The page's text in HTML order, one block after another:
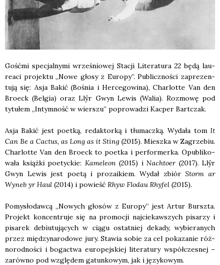
Gość­mi spe­cjal­ny­mi wrze­śnio­wej Sta­cji Lite­ra­tu­ra 22 będą lau­
re­aci pro­jek­tu „Nowe gło­sy z Euro­py”. Publicz­no­ści zapre­zen­
tu­ją się: Asja Bakić (Bośnia i Her­ce­go­wi­na), Char­lot­te Van den
Bro­eck (Bel­gia) oraz Llŷr Gwyn Lewis (Walia). Roz­mo­wę pod
tytu­łem „Intym­ność w wier­szu” popro­wa­dzi Kac­per Bart­czak.
Asja Bakić jest poet­ką, redak­tor­ką i tłu­macz­ką. Wyda­ła tom It
Can Be a Cac­tus, as Long as it Sting (2015). Miesz­ka w Zagrze­biu.
Char­lot­te Van den Bro­eck to poet­ka i per­for­mer­ka. Opu­bli­ko­
wa­ła książ­ki poetyc­kie: Kame­le­on(2015) i Nachto­er(2017). Llŷr
Gwyn Lewis jest poetą i pro­za­ikiem. Wydał zbiórStorm ar
Wyneb yr Haul (2014) i powieść Rhyw Flo­dau Rhy­fel (2015).
Pomy­sło­daw­cą „Nowych gło­sów z Euro­py” jest Artur Bursz­ta.
Pro­jekt kon­cen­tru­je się na pro­mo­cji naj­cie­kaw­szych pisa­rzy i
pisa­rek debiu­tu­ją­cych w cią­gu ostat­niej deka­dy, wybie­ra­nych
przez mię­dzy­na­ro­do­we jury. Sta­wia sobie za cel poka­za­nie róż­
no­rod­no­ści i bogac­twa euro­pej­skiej lite­ra­tu­ry współ­cze­snej –
zarów­no pod wzglę­dem gatun­ko­wym, jak i języ­ko­wym.